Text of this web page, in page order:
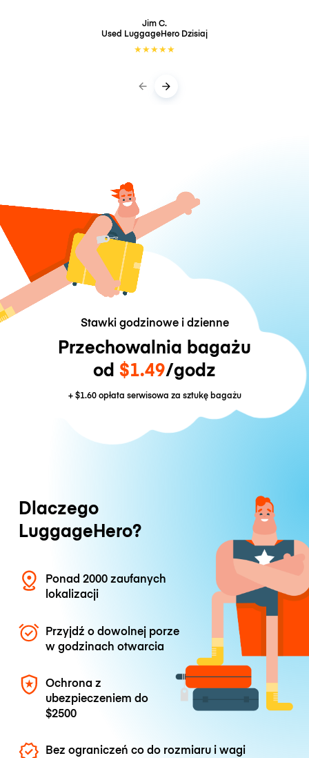
Jim C.
Used LuggageHero Dzisiaj
★★★★★
Stawki godzinowe i dzienne
Przechowalnia bagażu
od $1.49/godz
+$1.60opłata serwisowa za sztukę bagażu
Dlaczego
LuggageHero?
Ponad 2000 zaufanych
lokalizacji
Przyjdź o dowolnej porze
w godzinach otwarcia
Ochrona z
ubezpieczeniem do
$2500
Bez ograniczeń co do rozmiaru i wagi